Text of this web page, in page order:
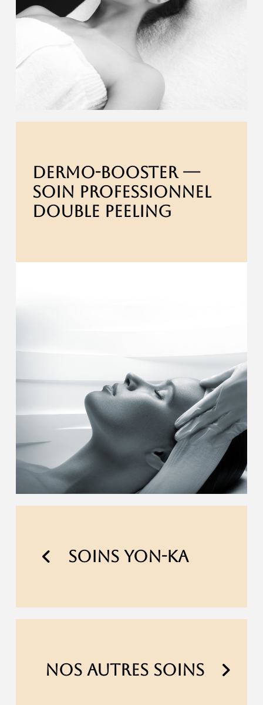
DERMO-BOOSTER ---
SOIN PROFESSIONNEL
DOUBLE PEELING
SOINS YON-KA
NOS AUTRES SOINS